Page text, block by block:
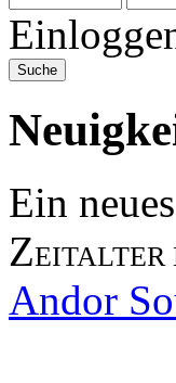
Ein
ZEITALTER
Andor